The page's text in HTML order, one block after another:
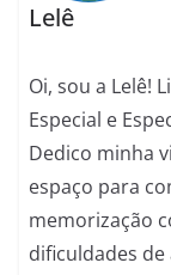
Lelê
Oi, sou a Lelê!
Especial e
Dedico minha
espaço para
memorização
dificuldades de